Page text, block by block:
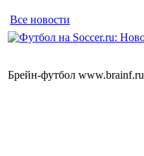
Все новости
Брейн-футбол www.brainf.ru